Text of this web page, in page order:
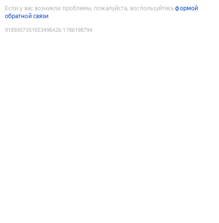
Если у вас возникли проблемы, пожалуйста, воспользуйтесьформой
обратной связи
9189307551653496426:1786198794